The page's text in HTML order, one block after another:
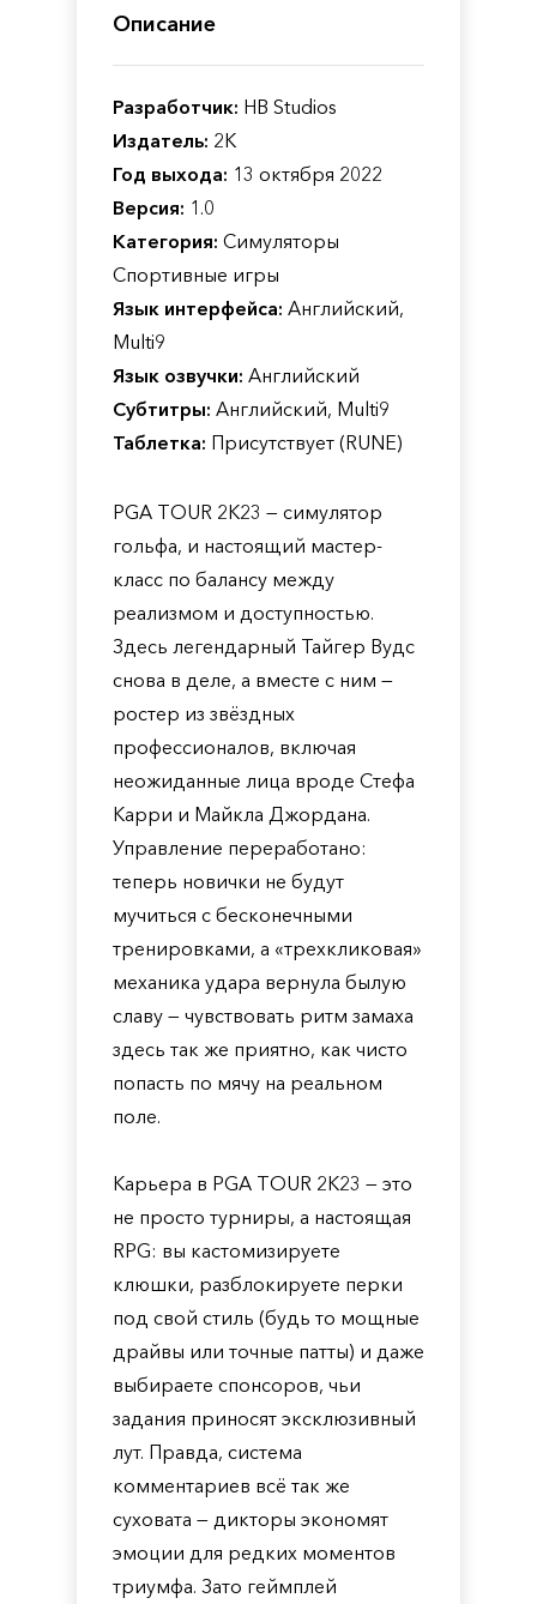
Описание
Разработчик: HB Studios
Издатель: 2K
Год выхода: 13 октября 2022
Версия: 1.0
Категория: Симуляторы
Спортивные игры
Язык интерфейса: Английский,
Multi9
Язык озвучки: Английский
Субтитры: Английский, Multi9
Таблетка: Присутствует (RUNE)
PGA TOUR 2K23 — симулятор
гольфа, и настоящий мастер-
класс по балансу между
реализмом и доступностью.
Здесь легендарный Тайгер Вудс
снова в деле, а вместе с ним —
ростер из звёздных
профессионалов, включая
неожиданные лица вроде Стефа
Карри и Майкла Джордана.
Управление переработано:
теперь новички не будут
мучиться с бесконечными
тренировками, а «трехкликовая»
механика удара вернула былую
славу — чувствовать ритм замаха
здесь так же приятно, как чисто
попасть по мячу на реальном
поле.
Карьера в PGA TOUR 2K23 — это
не просто турниры, а настоящая
RPG: вы кастомизируете
клюшки, разблокируете перки
под свой стиль (будь то мощные
драйвы или точные патты) и даже
выбираете спонсоров, чьи
задания приносят эксклюзивный
лут. Правда, система
комментариев всё так же
суховата — дикторы экономят
эмоции для редких моментов
триумфа. Зато геймплей